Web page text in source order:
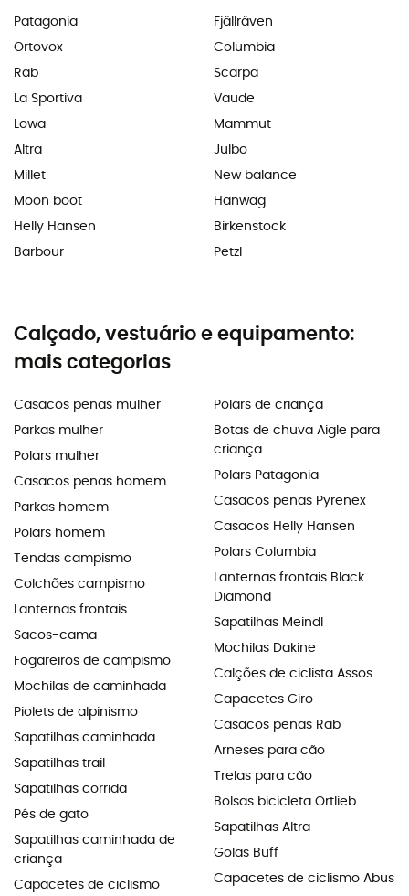
Patagonia
Ortovox
Rab
La Sportiva
Lowa
Altra
Millet
Moon boot
Helly Hansen
Barbour
Fjällräven
Columbia
Scarpa
Vaude
Mammut
Julbo
New balance
Hanwag
Birkenstock
Petzl
Calçado, vestuário e equipamento:
mais categorias
Casacos penas mulher
Parkas mulher
Polars mulher
Casacos penas homem
Parkas homem
Polars homem
Tendas campismo
Colchões campismo
Lanternas frontais
Sacos-cama
Fogareiros de campismo
Mochilas de caminhada
Piolets de alpinismo
Sapatilhas caminhada
Sapatilhas trail
Sapatilhas corrida
Pés de gato
Sapatilhas caminhada de
criança
Capacetes de ciclismo
Polars de criança
Botas de chuva Aigle para
criança
Polars Patagonia
Casacos penas Pyrenex
Casacos Helly Hansen
Polars Columbia
Lanternas frontais Black
Diamond
Sapatilhas Meindl
Mochilas Dakine
Calções de ciclista Assos
Capacetes Giro
Casacos penas Rab
Arneses para cão
Trelas para cão
Bolsas bicicleta Ortlieb
Sapatilhas Altra
Golas Buff
Capacetes de ciclismo Abus